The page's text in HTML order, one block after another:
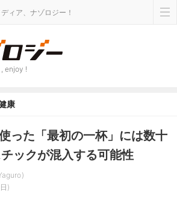
ィア、ナゾロジー！
enjoy !
康
った「最初の一杯」には数十
ックが混入する可能性
)